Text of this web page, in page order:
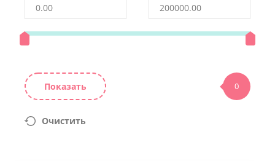
Показать
Очистить
0